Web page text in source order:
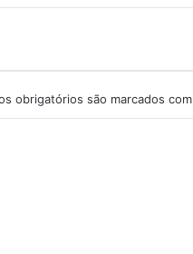
obrigatórios são marcados com